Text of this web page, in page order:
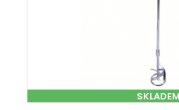
SKLADEM